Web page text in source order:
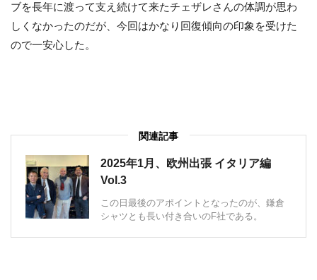
ブを長年に渡って支え続けて来たチェザレさんの体調が思わ
しくなかったのだが、今回はかなり回復傾向の印象を受けた
ので一安心した。
関連記事
2025年1月、欧州出張 イタリア編
Vol.3
この日最後のアポイントとなったのが、鎌倉
シャツとも長い付き合いのF社である。